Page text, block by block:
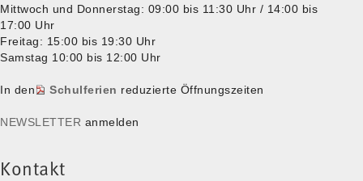
Mittwoch und Donnerstag: 09:00 bis 11:30 Uhr / 14:00 bis
17:00 Uhr
Freitag: 15:00 bis 19:30 Uhr
Samstag 10:00 bis 12:00 Uhr
In den Schulferien reduzierte Öffnungszeiten
NEWSLETTER anmelden
Kontakt